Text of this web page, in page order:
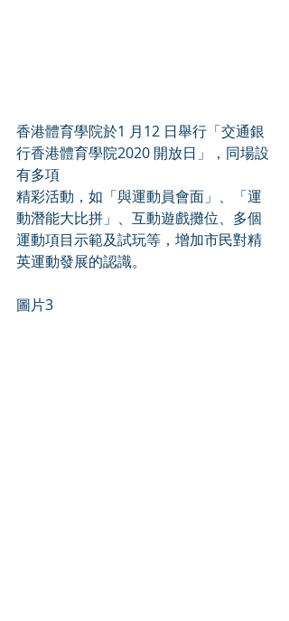
香港體育學院於1 月12 日舉行「交通銀
行香港體育學院2020 開放日」，同場設
有多項
精彩活動，如「與運動員會面」、「運
動潛能大比拼」、互動遊戲攤位、多個
運動項目示範及試玩等，增加市民對精
英運動發展的認識。
圖片3